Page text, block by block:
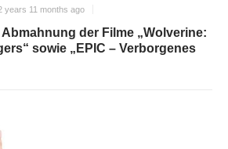
years 11 months ago
der Filme „Wolverine:
sowie „EPIC – Verborgenes